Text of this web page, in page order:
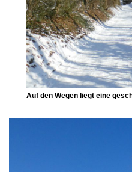
Auf den Wegen liegt eine